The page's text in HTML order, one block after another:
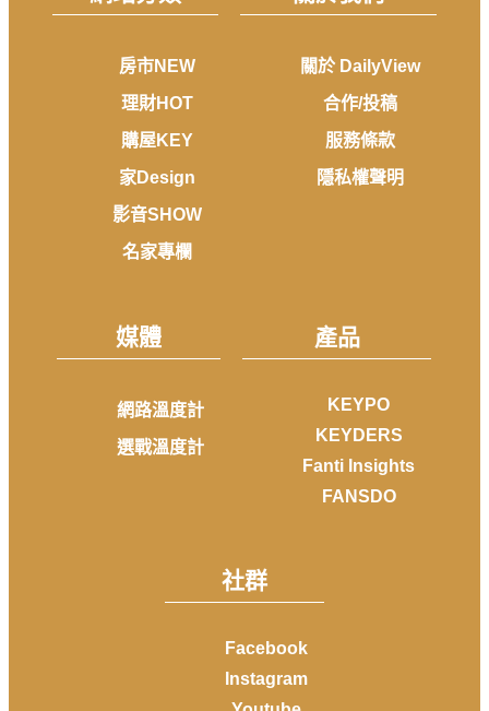
房市NEW
理財HOT
購屋KEY
家Design
影音SHOW
名家專欄
關於 DailyView
合作/投稿
服務條款
隱私權聲明
媒體
網路溫度計
選戰溫度計
產品
KEYPO
KEYDERS
Fanti Insights
FANSDO
社群
Facebook
Instagram